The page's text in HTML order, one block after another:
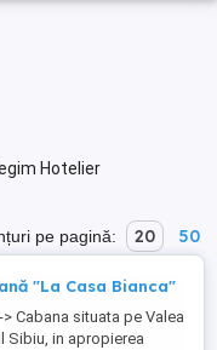
Hotelier
pe pagină: 20 50
"La Casa Bianca"
Cabana situata pe Valea
Sibiu, in apropierea